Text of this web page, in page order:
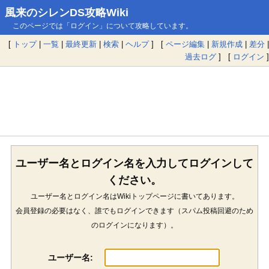
風来のシレンDS攻略Wiki
このページでは「ログイン」について攻略しています。
[ トップ| 一覧 | 最終更新 | 検索 | ヘルプ] [ ページ編集 | 新規作成 | 差分 |
過去ログ ] [ ログイン ]
ユーザー名とログイン名を入力してログインして
ください。
ユーザー名とログイン名はWikiトップページに書いてあります。
会員登録の必要はなく、誰でもログインできます（スパム投稿回避のため
のログインになります）。
ユーザー名: